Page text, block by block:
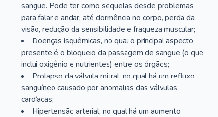
sangue. Pode ter como sequelas desde problemas
para falar e andar, até dormência no corpo, perda da
visão, redução da sensibilidade e fraqueza muscular;
Doenças isquêmicas, no qual o principal aspecto
presente é o bloqueio da passagem de sangue (o que
inclui oxigênio e nutrientes) entre os órgãos;
Prolapso da válvula mitral, no qual há um refluxo
sanguíneo causado por anomalias das válvulas
cardíacas;
Hipertensão arterial, no qual há um aumento